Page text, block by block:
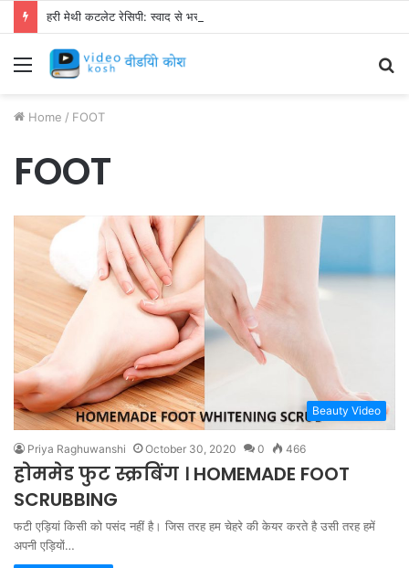
हरी मेथी कटलेट रेसिपी: स्वाद से भरपूर और स्वस्थ नाश्ता बनाएं!
Menu
Home / FOOT
FOOT
Beauty Video
Priya Raghuwanshi October 30, 2020 0 466
होममेड फुट स्क्रबिंग । HOMEMADE FOOT
SCRUBBING
फटी एड़ियां किसी को पसंद नहीं है। जिस तरह हम चेहरे की केयर करते है उसी तरह हमें
अपनी एड़ियों…